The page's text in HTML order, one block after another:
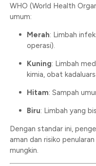
WHO (World Health
umum:
Merah: Limbah
operasi).
Kuning: Limbah
kimia, obat
Hitam: Sampah
Biru: Limbah yang
Dengan standar ini,
aman dan risiko
mungkin.